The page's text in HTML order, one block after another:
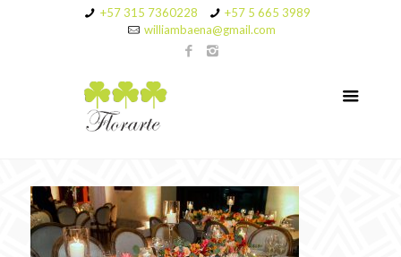
+57 315 7360228
+57 5 665 3989
williambaena@gmail.com